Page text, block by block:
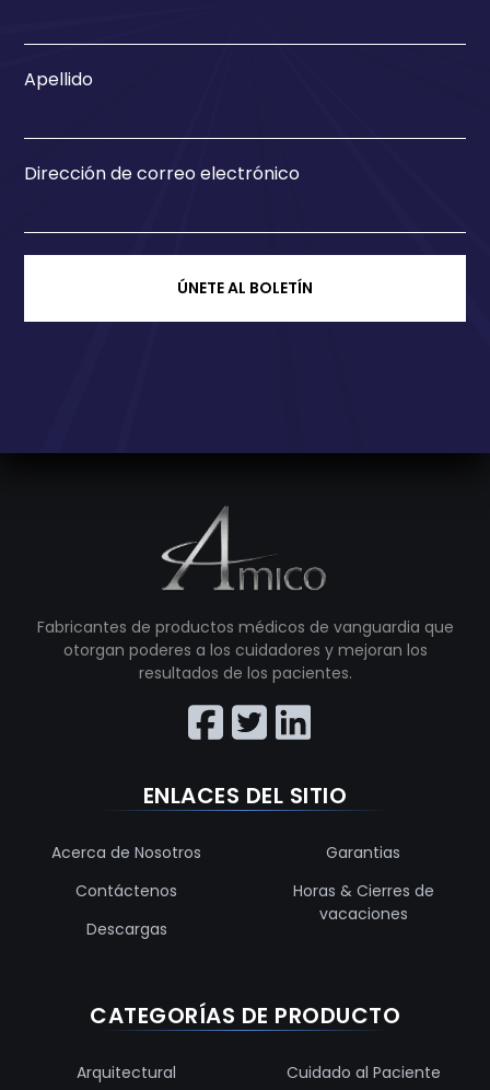
Apellido
Dirección de correo electrónico
ÚNETE AL BOLETÍN
Fabricantes de productos médicos de vanguardia que
otorgan poderes a los cuidadores y mejoran los
resultados de los pacientes.
ENLACES DEL SITIO
Acerca de Nosotros
Contáctenos
Descargas
Garantias
Horas & Cierres de
vacaciones
CATEGORÍAS DE PRODUCTO
Arquitectural Cuidado al Paciente